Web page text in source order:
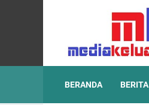
BERANDA BERITA